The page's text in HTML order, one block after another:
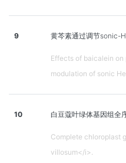
9 黄芩素通过调节sonic-
Effects of baicalein
modulation of sonic
10 白豆蔻叶绿体基因组全
Complete chloroplast
villosum</i>.